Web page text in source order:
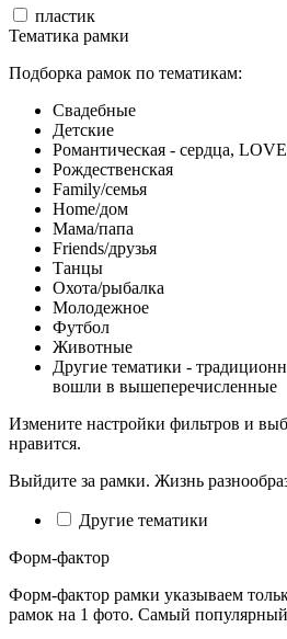
пластик
Тематика рамки
Подборка рамок по тематикам:
Свадебные
Детские
Романтическая - сердца, LOVE
Рождественская
Family/семья
Home/дом
Мама/папа
Friends/друзья
Танцы
Охота/рыбалка
Молодежное
Футбол
Животные
Другие тематики -
вошли в вышеперечисленные
Измените настройки фильтров и
нравится.
Выйдите за рамки. Жизнь
Другие тематики
Форм-фактор
Форм-фактор рамки указываем
рамок на 1 фото. Самый